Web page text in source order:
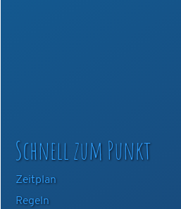
Schnell zum Punkt
Zeitplan
Regeln